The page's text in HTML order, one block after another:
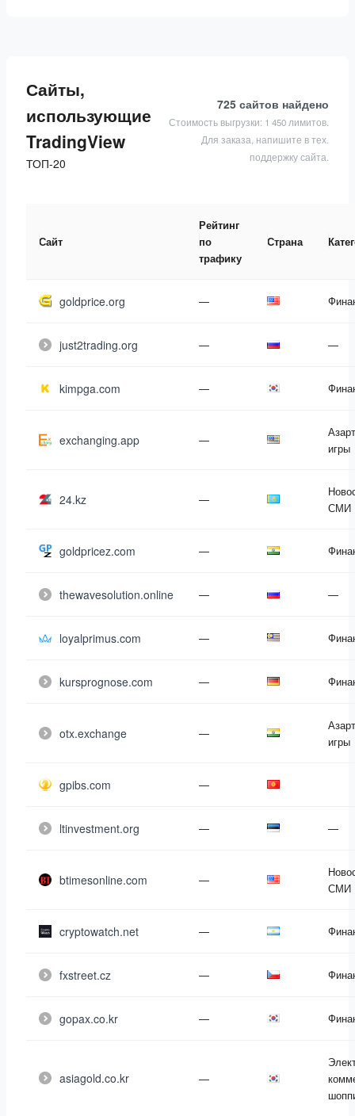
Сайты,
использующие
TradingView
ТОП-20
725 сайтов найдено
Стоимость выгрузки: 1 450 лимитов.
Для заказа, напишите в тех.
поддержку сайта.
Сайт
Рейтинг
по
трафику
Страна
goldprice.org —
just2trading.org — —
kimpga.com —
exchanging.app —
игры
24.kz —
СМИ
goldpricez.com —
thewavesolution.online — —
loyalprimus.com —
kursprognose.com —
otx.exchange —
игры
gpibs.com —
ltinvestment.org — —
btimesonline.com —
СМИ
cryptowatch.net —
fxstreet.cz —
gopax.co.kr —
asiagold.co.kr —